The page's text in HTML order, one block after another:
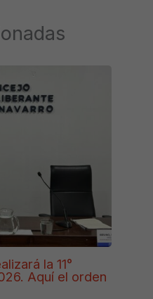
la 11°
Aquí el orden